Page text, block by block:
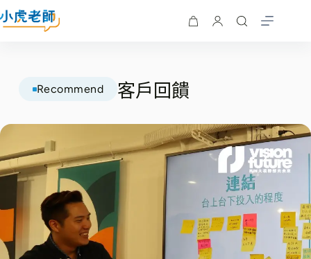
Recommend 客戶回饋